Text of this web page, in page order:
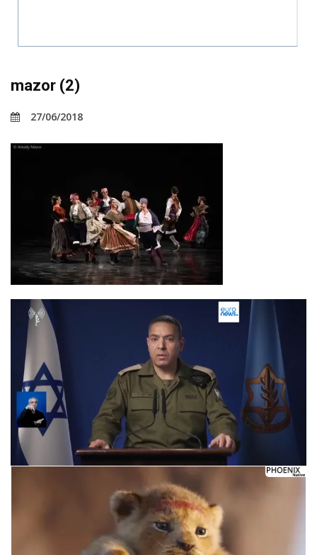
mazor (2)
27/06/2018